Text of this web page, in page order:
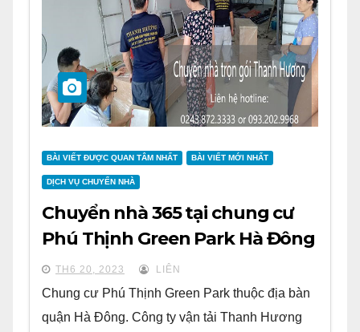
BÀI VIẾT ĐƯỢC QUAN TÂM NHẤT BÀI VIẾT MỚI NHẤT
DỊCH VỤ CHUYỂN NHÀ
Chuyển nhà 365 tại chung cư
Phú Thịnh Green Park Hà Đông
TH6 20, 2023 LIÊN
Chung cư Phú Thịnh Green Park thuộc địa bàn
quận Hà Đông. Công ty vận tải Thanh Hương